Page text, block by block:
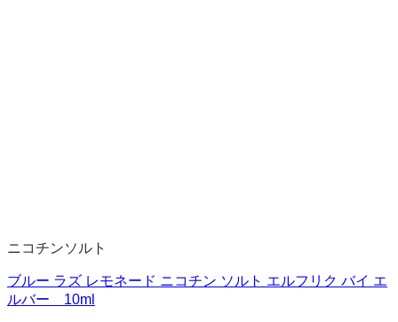
ニコチンソルト
ブルー ラズ レモネード ニコチン ソルト エルフリク バイ エ
ルバー 10ml